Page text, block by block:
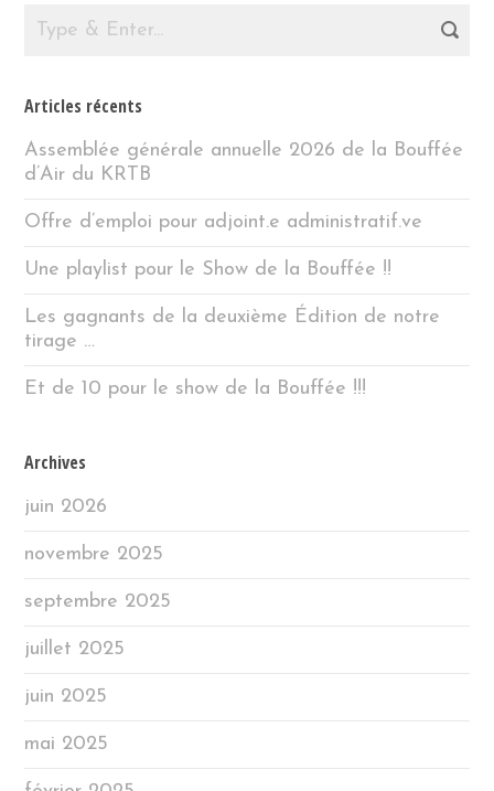
Articles récents
Assemblée générale annuelle 2026 de la Bouffée
d’Air du KRTB
Offre d’emploi pour adjoint.e administratif.ve
Une playlist pour le Show de la Bouffée !!
Les gagnants de la deuxième Édition de notre
tirage …
Et de 10 pour le show de la Bouffée !!!
Archives
juin 2026
novembre 2025
septembre 2025
juillet 2025
juin 2025
mai 2025